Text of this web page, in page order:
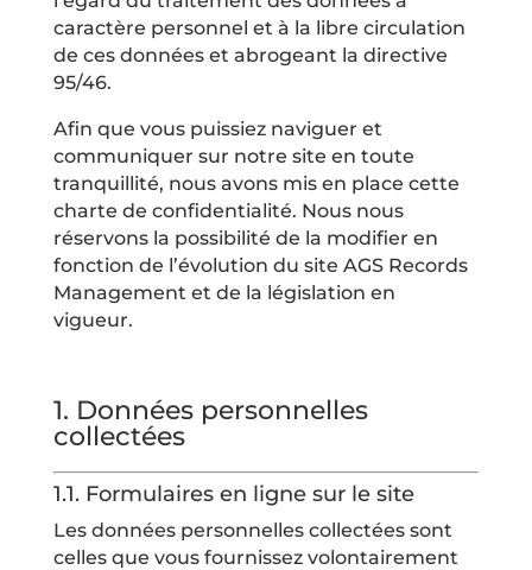
caractère personnel et à la libre circulation
de ces données et abrogeant la directive
95/46.
Afin que vous puissiez naviguer et
communiquer sur notre site en toute
tranquillité, nous avons mis en place cette
charte de confidentialité. Nous nous
réservons la possibilité de la modifier en
fonction de l’évolution du site AGS Records
Management et de la législation en
vigueur.
1. Données personnelles
collectées
1.1. Formulaires en ligne sur le site
Les données personnelles collectées sont
celles que vous fournissez volontairement